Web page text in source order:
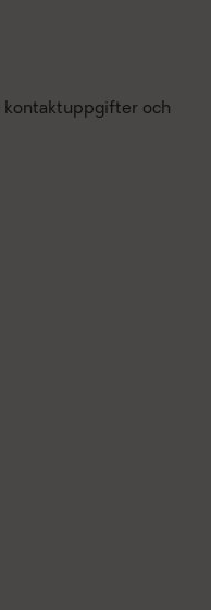
kontaktuppgifter och